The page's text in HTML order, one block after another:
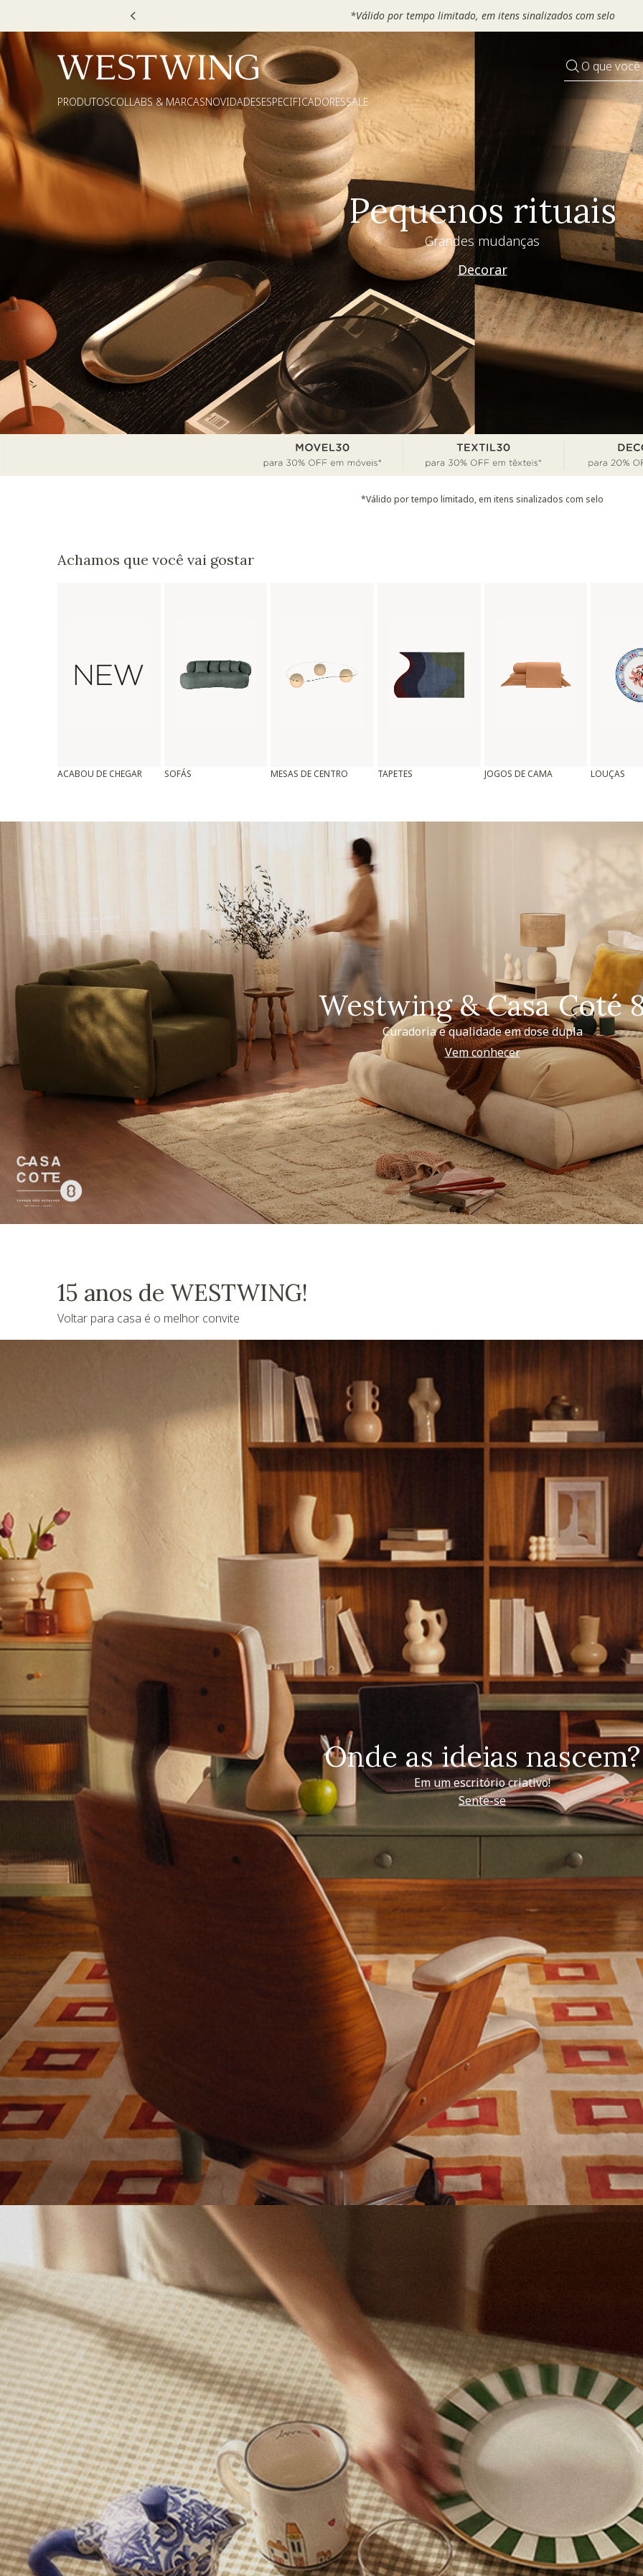
MOVEL30, TEXTIL30 OU DECOR20 *Válido
O que
PRODUTOSCOLLABS & MARCASNOVIDADESESPECIFICADORESSALE
Pequenos rituais
Grandes mudanças
Decorar
*Válido por tempo limitado, em itens sinalizados com selo
Achamos que você vai gostar
ACABOU DE CHEGAR SOFÁS MESAS DE CENTRO TAPETES JOGOS DE CAMA LOUÇAS
Westwing & Casa Coté
Curadoria e qualidade em dose dupla
Vem conhecer
15 anos de WESTWING!
Voltar para casa é o melhor convite
Onde as ideias nascem?
Em um escritório criativo!
Sente-se